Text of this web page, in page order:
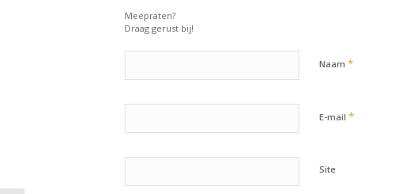
Meepraten?
Draag gerust bij!
Naam *
E-mail *
Site